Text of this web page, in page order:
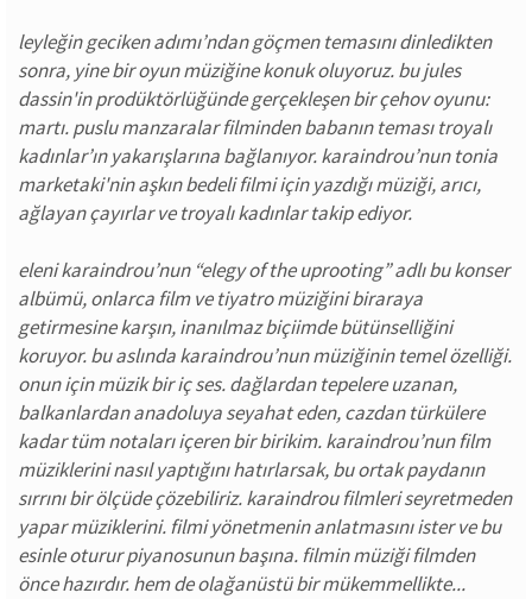
leyleğin geciken adımı’ndan göçmen temasını dinledikten
sonra, yine bir oyun müziğine konuk oluyoruz. bu jules
dassin'in prodüktörlüğünde gerçekleşen bir çehov oyunu:
martı. puslu manzaralar filminden babanın teması troyalı
kadınlar’ın yakarışlarına bağlanıyor. karaindrou’nun tonia
marketaki'nin aşkın bedeli filmi için yazdığı müziği, arıcı,
ağlayan çayırlar ve troyalı kadınlar takip ediyor.
eleni karaindrou’nun “elegy of the uprooting” adlı bu konser
albümü, onlarca film ve tiyatro müziğini biraraya
getirmesine karşın, inanılmaz biçiimde bütünselliğini
koruyor. bu aslında karaindrou’nun müziğinin temel özelliği.
onun için müzik bir iç ses. dağlardan tepelere uzanan,
balkanlardan anadoluya seyahat eden, cazdan türkülere
kadar tüm notaları içeren bir birikim. karaindrou’nun film
müziklerini nasıl yaptığını hatırlarsak, bu ortak paydanın
sırrını bir ölçüde çözebiliriz. karaindrou filmleri seyretmeden
yapar müziklerini. filmi yönetmenin anlatmasını ister ve bu
esinle oturur piyanosunun başına. filmin müziği filmden
önce hazırdır. hem de olağanüstü bir mükemmellikte...